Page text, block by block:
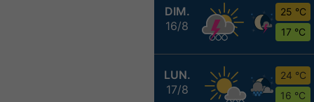
DIM.
16/8
25 °C
17 °C
LUN.
17/8
24 °C
16 °C